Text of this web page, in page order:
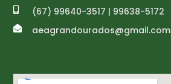
(67) 99640-3517 | 99638-5172
aeagrandourados@gmail.com